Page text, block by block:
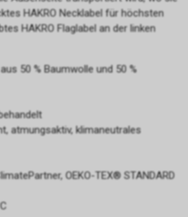
HAKRO Necklabel für höchsten
HAKRO Flaglabel an der linken
50 % Baumwolle und 50 %
atmungsaktiv, klimaneutrales
OEKO-TEX® STANDARD